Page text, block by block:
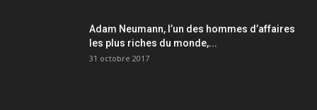
Adam Neumann, l’un des hommes d’affaires
les plus riches du monde,...
31 octobre 2017